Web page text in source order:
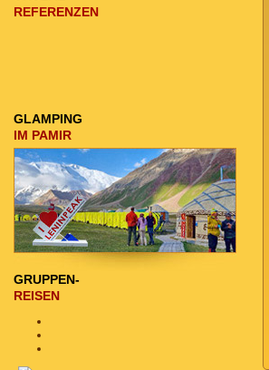
REFERENZEN
GLAMPING
IM PAMIR
GRUPPEN-
REISEN